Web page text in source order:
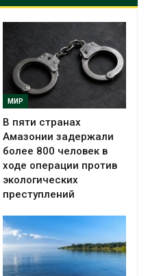
МИР
В пяти странах
Амазонии задержали
более 800 человек в
ходе операции против
экологических
преступлений